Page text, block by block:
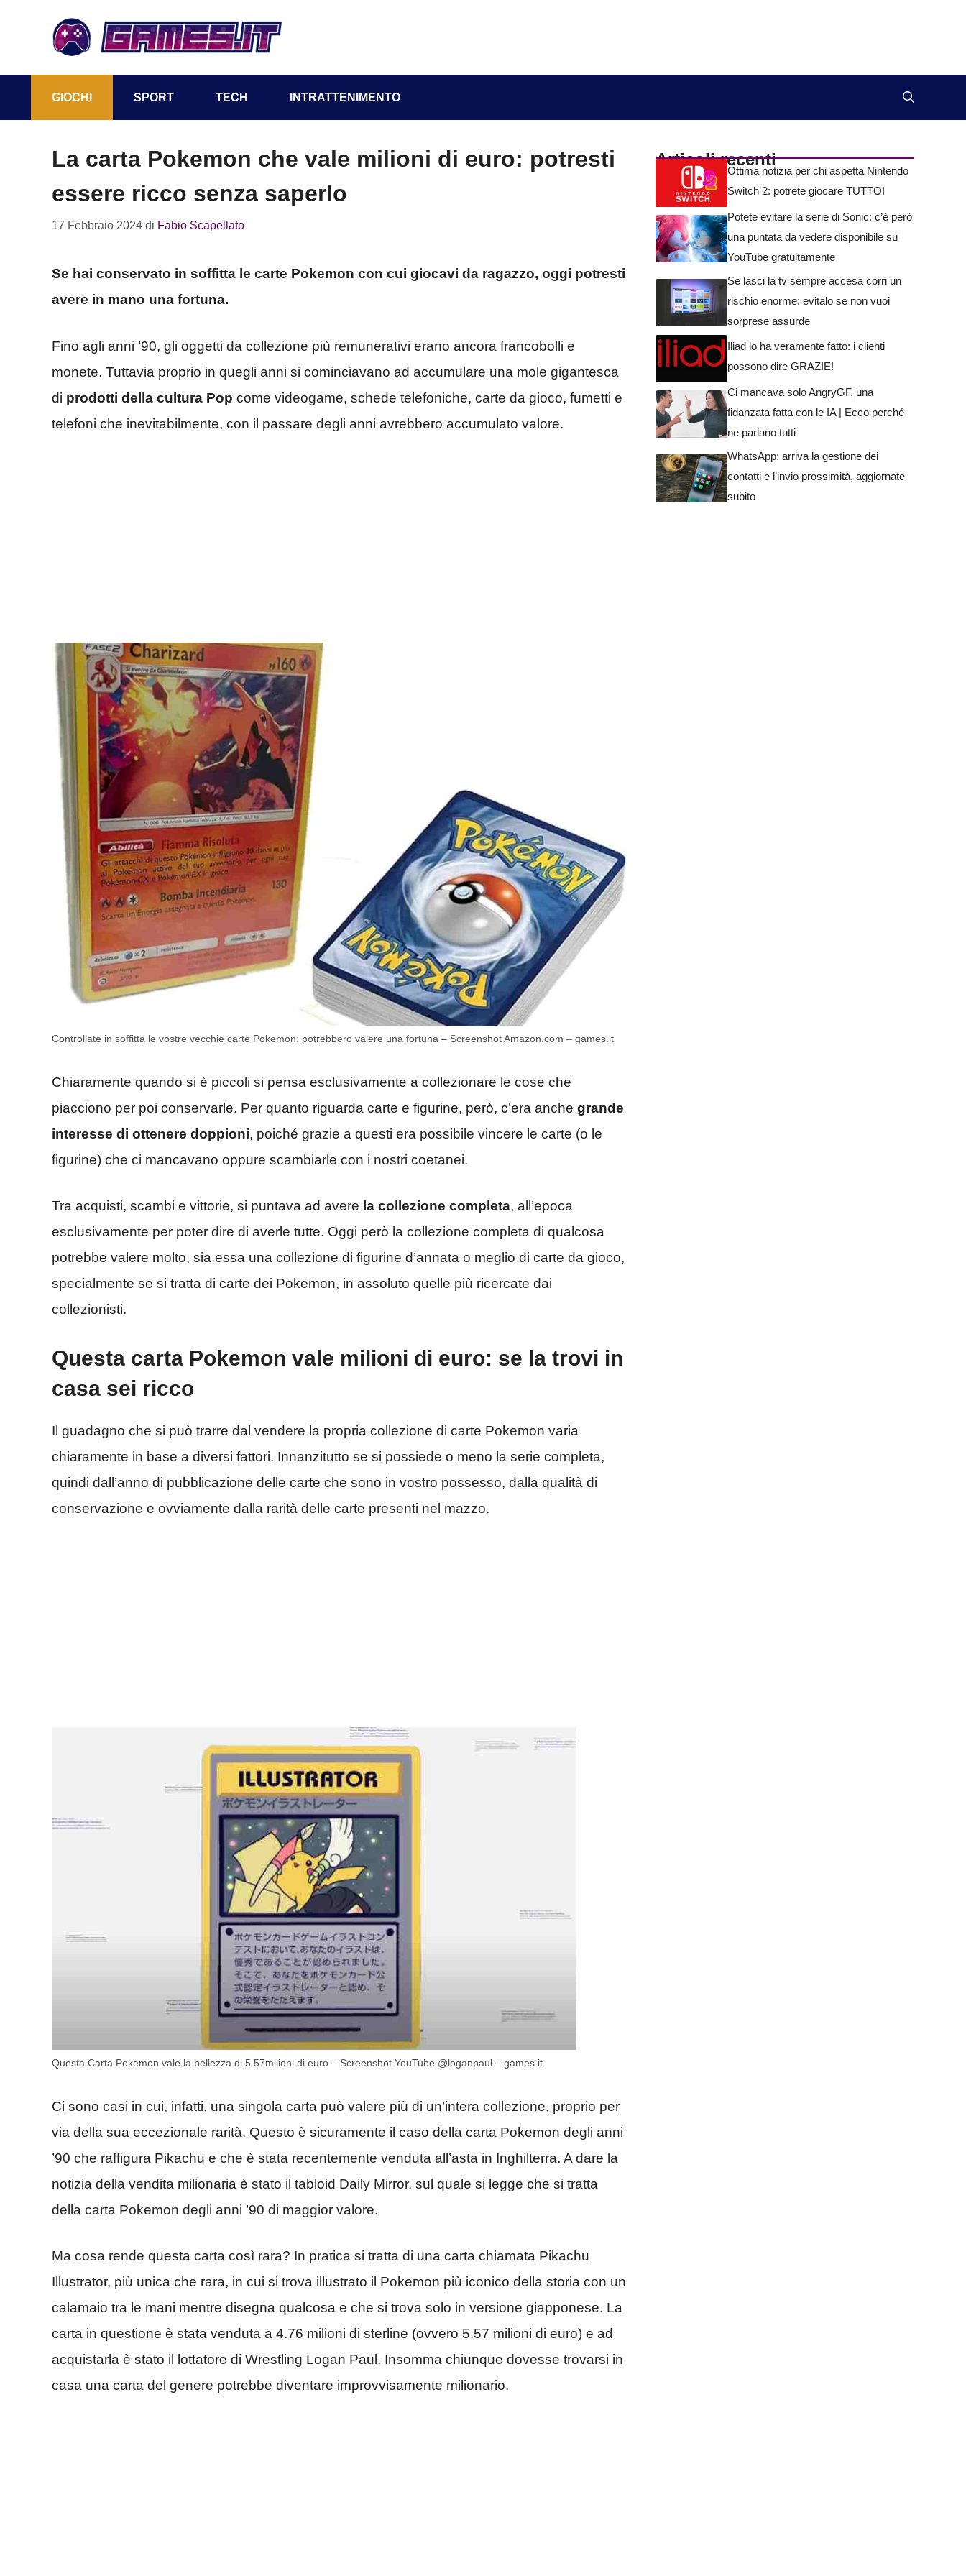
GIOCHI SPORT TECH INTRATTENIMENTO
La carta Pokemon che vale milioni di euro: potresti
essere ricco senza saperlo
17 Febbraio 2024 di Fabio Scapellato
Se hai conservato in soffitta le carte Pokemon con cui giocavi da ragazzo, oggi potresti
avere in mano una fortuna.
Fino agli anni ’90, gli oggetti da collezione più remunerativi erano ancora francobolli e
monete. Tuttavia proprio in quegli anni si cominciavano ad accumulare una mole gigantesca
di prodotti della cultura Pop come videogame, schede telefoniche, carte da gioco, fumetti e
telefoni che inevitabilmente, con il passare degli anni avrebbero accumulato valore.
Controllate in soffitta le vostre vecchie carte Pokemon: potrebbero valere una fortuna – Screenshot Amazon.com – games.it
Chiaramente quando si è piccoli si pensa esclusivamente a collezionare le cose che
piacciono per poi conservarle. Per quanto riguarda carte e figurine, però, c’era anche grande
interesse di ottenere doppioni, poiché grazie a questi era possibile vincere le carte (o le
figurine) che ci mancavano oppure scambiarle con i nostri coetanei.
Tra acquisti, scambi e vittorie, si puntava ad avere la collezione completa, all’epoca
esclusivamente per poter dire di averle tutte. Oggi però la collezione completa di qualcosa
potrebbe valere molto, sia essa una collezione di figurine d’annata o meglio di carte da gioco,
specialmente se si tratta di carte dei Pokemon, in assoluto quelle più ricercate dai
collezionisti.
Questa carta Pokemon vale milioni di euro: se la trovi in
casa sei ricco
Il guadagno che si può trarre dal vendere la propria collezione di carte Pokemon varia
chiaramente in base a diversi fattori. Innanzitutto se si possiede o meno la serie completa,
quindi dall’anno di pubblicazione delle carte che sono in vostro possesso, dalla qualità di
conservazione e ovviamente dalla rarità delle carte presenti nel mazzo.
Questa Carta Pokemon vale la bellezza di 5.57milioni di euro – Screenshot YouTube @loganpaul – games.it
Ci sono casi in cui, infatti, una singola carta può valere più di un’intera collezione, proprio per
via della sua eccezionale rarità. Questo è sicuramente il caso della carta Pokemon degli anni
’90 che raffigura Pikachu e che è stata recentemente venduta all’asta in Inghilterra. A dare la
notizia della vendita milionaria è stato il tabloid Daily Mirror, sul quale si legge che si tratta
della carta Pokemon degli anni ’90 di maggior valore.
Ma cosa rende questa carta così rara? In pratica si tratta di una carta chiamata Pikachu
Illustrator, più unica che rara, in cui si trova illustrato il Pokemon più iconico della storia con un
calamaio tra le mani mentre disegna qualcosa e che si trova solo in versione giapponese. La
carta in questione è stata venduta a 4.76 milioni di sterline (ovvero 5.57 milioni di euro) e ad
acquistarla è stato il lottatore di Wrestling Logan Paul. Insomma chiunque dovesse trovarsi in
casa una carta del genere potrebbe diventare improvvisamente milionario.
Articoli recenti
Ottima notizia per chi aspetta Nintendo
Switch 2: potrete giocare TUTTO!
Potete evitare la serie di Sonic: c’è però
una puntata da vedere disponibile su
YouTube gratuitamente
Se lasci la tv sempre accesa corri un
rischio enorme: evitalo se non vuoi
sorprese assurde
Iliad lo ha veramente fatto: i clienti
possono dire GRAZIE!
Ci mancava solo AngryGF, una
fidanzata fatta con le IA | Ecco perché
ne parlano tutti
WhatsApp: arriva la gestione dei
contatti e l’invio prossimità, aggiornate
subito